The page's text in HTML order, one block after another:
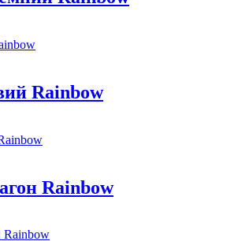
Rainbow
Rainbow